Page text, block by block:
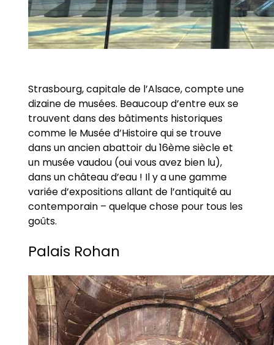
Strasbourg, capitale de l’Alsace, compte une
dizaine de musées. Beaucoup d’entre eux se
trouvent dans des bâtiments historiques
comme le Musée d’Histoire qui se trouve
dans un ancien abattoir du 16ème siècle et
un musée vaudou (oui vous avez bien lu),
dans un château d’eau ! Il y a une gamme
variée d’expositions allant de l’antiquité au
contemporain – quelque chose pour tous les
goûts.
Palais Rohan